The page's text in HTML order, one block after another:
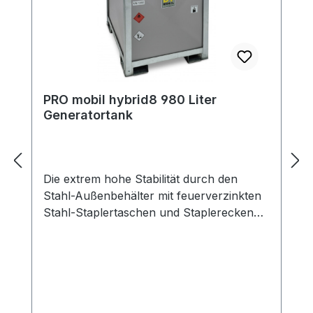
PRO mobil hybrid8 980 Liter
Generatortank
Die extrem hohe Stabilität durch den
Stahl-Außenbehälter mit feuerverzinkten
Stahl-Staplertaschen und Staplerecken